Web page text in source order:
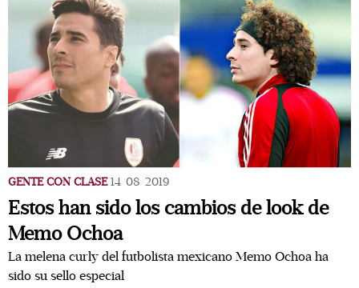
GENTE CON CLASE 14/08/2019
Estos han sido los cambios de look de
Memo Ochoa
La melena curly del futbolista mexicano Memo Ochoa ha
sido su sello especial